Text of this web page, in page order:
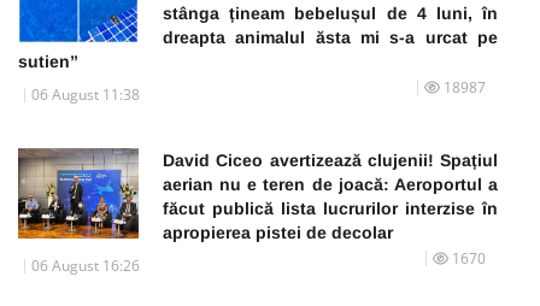
stânga țineam bebelușul de 4 luni, în
dreapta animalul ăsta mi s-a urcat pe
sutien”
06 August 11:38 18987
David Ciceo avertizează clujenii! Spațiul
aerian nu e teren de joacă: Aeroportul a
făcut publică lista lucrurilor interzise în
apropierea pistei de decolar
06 August 16:26 1670